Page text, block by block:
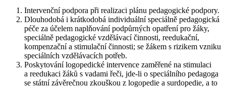
Intervenční podpora při realizaci plánu pedagogické podpory.
Dlouhodobá i krátkodobá individuální speciálně pedagogická
péče za účelem naplňování podpůrných opatření pro žáky,
speciálně pedagogické vzdělávací činnosti, reedukační,
kompenzační a stimulační činnosti; se žákem s rizikem vzniku
speciálních vzdělávacích potřeb.
Poskytování logopedické intervence zaměřené na stimulaci
a reedukaci žáků s vadami řeči, jde-li o speciálního pedagoga
se státní závěrečnou zkouškou z logopedie a surdopedie, a to